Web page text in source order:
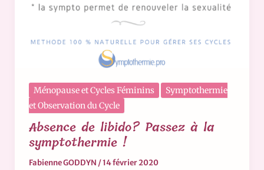
Ménopause et Cycles Féminins
Symptothermie
et Observation du Cycle
Absence de libido? Passez à la
symptothermie !
Fabienne GODDYN /14 février 2020